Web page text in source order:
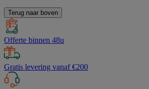
Terug naar boven
Offerte binnen 48u
Gratis levering vanaf €200